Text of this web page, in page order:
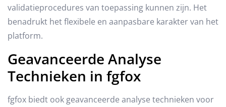
validatieprocedures van toepassing kunnen zijn. Het
benadrukt het flexibele en aanpasbare karakter van het
platform.
Geavanceerde Analyse
Technieken in fgfox
fgfox biedt ook geavanceerde analyse technieken voor